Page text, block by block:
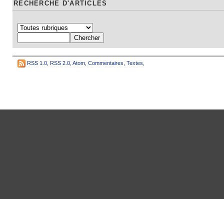
RECHERCHE D'ARTICLES
RSS 1.0 RSS 2.0 Atom Commentaires Textes